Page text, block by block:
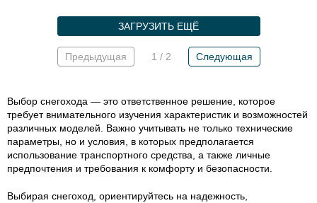
ЗАГРУЗИТЬ ЕЩЁ
Предыдущая 1 / 2 Следующая
Выбор снегохода — это ответственное решение, которое
требует внимательного изучения характеристик и возможностей
различных моделей. Важно учитывать не только технические
параметры, но и условия, в которых предполагается
использование транспортного средства, а также личные
предпочтения и требования к комфорту и безопасности.
Выбирая снегоход, ориентируйтесь на надежность,